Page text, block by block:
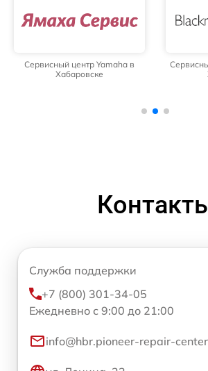
Сервисный центр Yamaha в
Хабаровске
Служба поддержки
+7 (800) 301-34-05
Ежедневно с 9:00 до 21:00
info@hbr.pioneer-repair-